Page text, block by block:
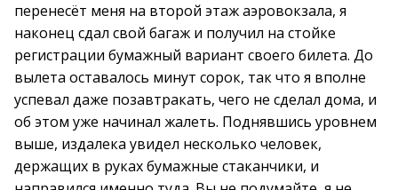
перенесёт меня на второй этаж аэровокзала, я
наконец сдал свой багаж и получил на стойке
регистрации бумажный вариант своего билета. До
вылета оставалось минут сорок, так что я вполне
успевал даже позавтракать, чего не сделал дома, и
об этом уже начинал жалеть. Поднявшись уровнем
выше, издалека увидел несколько человек,
держащих в руках бумажные стаканчики, и